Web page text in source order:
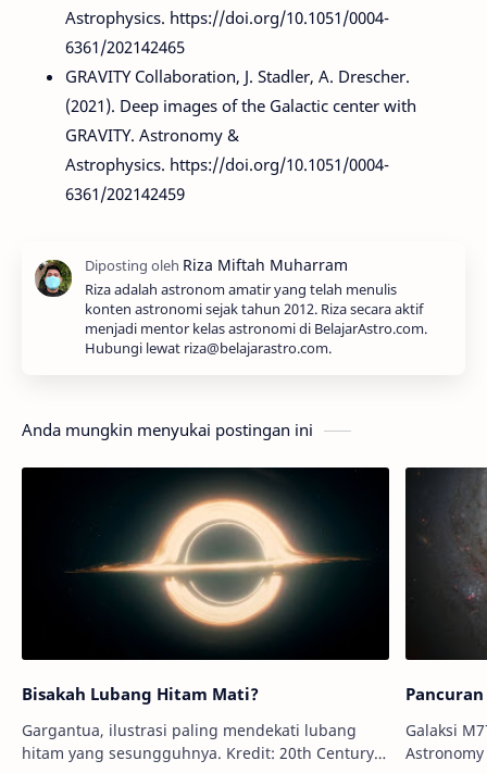
Astrophysics. https://doi.org/10.1051/0004-
6361/202142465
GRAVITY Collaboration, J. Stadler, A. Drescher.
(2021). Deep images of the Galactic center with
GRAVITY. Astronomy &
Astrophysics. https://doi.org/10.1051/0004-
6361/202142459
Riza adalah astronom amatir yang telah menulis
konten astronomi sejak tahun 2012. Riza secara aktif
menjadi mentor kelas astronomi di BelajarAstro.com.
Hubungi lewat riza@belajarastro.com.
Anda mungkin menyukai postingan ini
Bisakah Lubang Hitam Mati?
Gargantua, ilustrasi paling mendekati lubang
hitam yang sesungguhnya. Kredit: 20th Century
Galaksi